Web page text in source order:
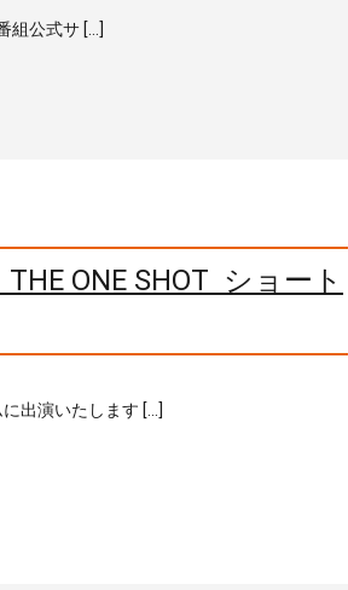
組公式サ […]
ONE SHOT ショート
出演いたします […]